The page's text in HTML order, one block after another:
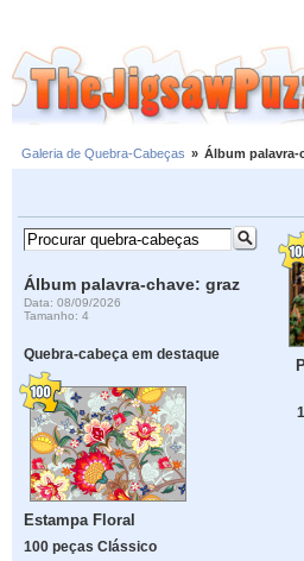
Galeria de Quebra-Cabeças » Álbum palavra-
Álbum palavra-chave: graz
Data: 08/09/2026
Tamanho: 4
Quebra-cabeça em destaque
Estampa Floral
100 peças Clássico